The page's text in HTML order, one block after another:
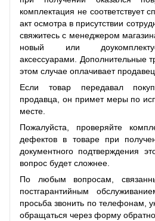
комплектация не соответствует
акт осмотра в присутствии
свяжитесь с менеджером
новый или
аксессуарами. Дополнительные
этом случае оплачивает продавец.
Если товар передавал
продавца, он примет меры по
месте.
Пожалуйста, проверяйте
дефектов в товаре при
документного подтверждения
вопрос будет сложнее.
По любым вопросам,
постгарантийным
просьба звонить по телефонам,
обращаться через форму